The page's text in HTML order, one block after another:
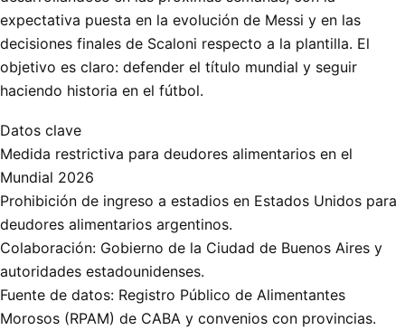
expectativa puesta en la evolución de Messi y en las
decisiones finales de Scaloni respecto a la plantilla. El
objetivo es claro: defender el título mundial y seguir
haciendo historia en el fútbol.
Datos clave
Medida restrictiva para deudores alimentarios en el
Mundial 2026
Prohibición de ingreso a estadios en Estados Unidos para
deudores alimentarios argentinos.
Colaboración: Gobierno de la Ciudad de Buenos Aires y
autoridades estadounidenses.
Fuente de datos: Registro Público de Alimentantes
Morosos (RPAM) de CABA y convenios con provincias.